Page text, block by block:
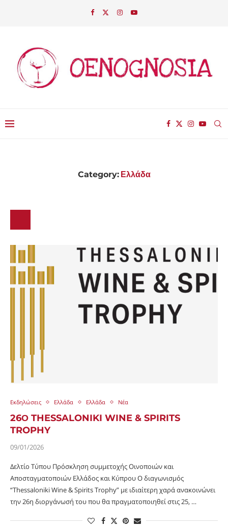
Category: Ελλάδα
Εκδηλώσεις Ελλάδα Ελλάδα Νέα
26Ο THESSALONIKI WINE & SPIRITS
TROPHY
09/01/2026
Δελτίο Τύπου Πρόσκληση συμμετοχής Οινοποιών και
Αποσταγματοποιών Ελλάδος και Κύπρου Ο διαγωνισμός
“Thessaloniki Wine & Spirits Trophy” με ιδιαίτερη χαρά ανακοινώνει
την 26η διοργάνωσή του που θα πραγματοποιηθεί στις 25, …